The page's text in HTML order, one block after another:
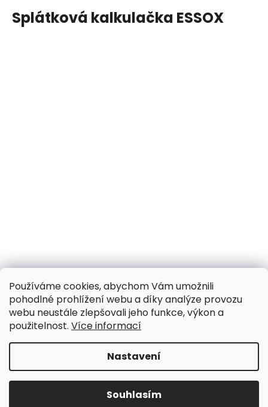
Používáme cookies, abychom Vám umožnili
pohodlné prohlížení webu a díky analýze provozu
webu neustále zlepšovali jeho funkce, výkon a
použitelnost. Více informací
Nastavení
Souhlasím
31.7.-8.8. DOVOLENÁ, objednávky a dotazy vyřídíme
po dovolené. Během dovolené nevyřizujeme
Splátková kalkulačka ESSOX